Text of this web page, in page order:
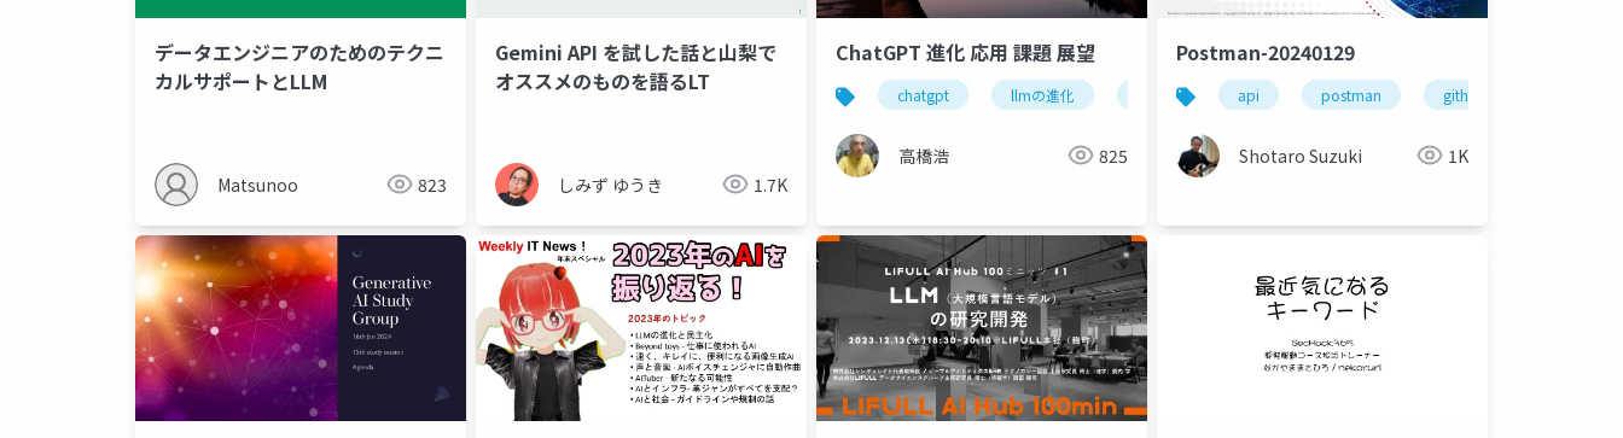
データエンジニアのためのテクニ
カルサポートとLLM
Matsunoo 823
Gemini API を試した話と山梨で
オススメのものを語るLT
しみず ゆうき 1.7K
ChatGPT 進化 応用 課題 展望
chatgpt llmの進化 chatgptとiot 今後の展望 信頼できるai
高橋浩 825
Postman-20240129
api postman github copilot
Shotaro Suzuki 1K